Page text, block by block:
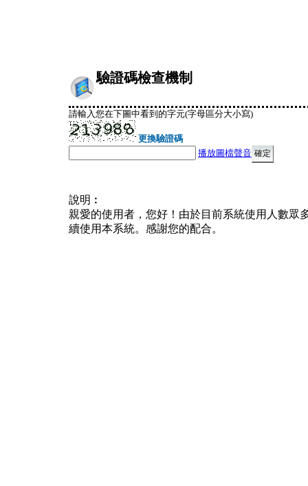
驗證碼檢查機制
請輸入您在下圖中看到的字元(字母區分大小寫)
更換驗證碼
播放圖檔聲音
說明︰
親愛的使用者，您好！由於目前系統使用人數眾
續使用本系統。感謝您的配合。